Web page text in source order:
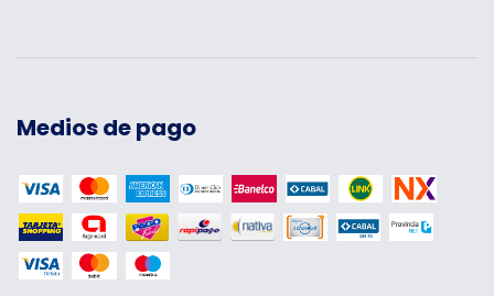
Medios de pago